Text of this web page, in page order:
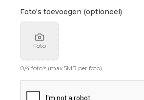
Foto's toevoegen (optioneel)
Foto
0/4 foto's (max 5MB per foto)